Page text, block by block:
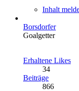
Inhalt
Borsdorfer
Goalgetter
Erhaltene Likes
34
Beiträge
866